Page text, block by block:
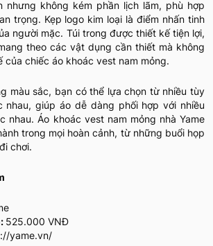
nhưng không kém phần lịch lãm, phù hợp
trọng. Kẹp logo kim loại là điểm nhấn tinh
người mặc. Túi trong được thiết kế tiện lợi,
theo các vật dụng cần thiết mà không
của chiếc áo khoác vest nam mỏng.
màu sắc, bạn có thể lựa chọn từ nhiều tùy
nhau, giúp áo dễ dàng phối hợp với nhiều
nhau. Áo khoác vest nam mỏng nhà Yame
trong mọi hoàn cảnh, từ những buổi họp
chơi.
525.000 VNĐ
yame.vn/